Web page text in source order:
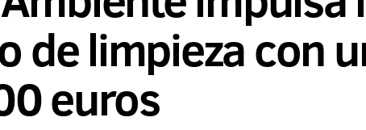
de limpieza con
euros